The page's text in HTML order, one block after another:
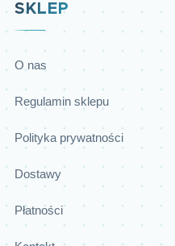
SKLEP
O nas
Regulamin sklepu
Polityka prywatności
Dostawy
Płatności